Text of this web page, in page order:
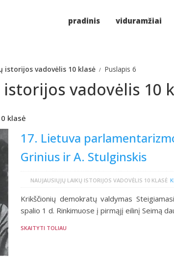
pradinis viduramžiai
istorijos vadovėlis 10 klasė Puslapis 6
vadovėlis 10
klasė
17. Lietuva
Grinius ir A. Stulginskis
NAUJAUSIŲJŲ LAIKŲ ISTORIJOS VADOVĖLIS 10 KLASĖ
Krikščionių demokratų valdymas
spalio 1 d. Rinkimuose į pirmąjį eilinį Seimą
SKAITYTI TOLIAU